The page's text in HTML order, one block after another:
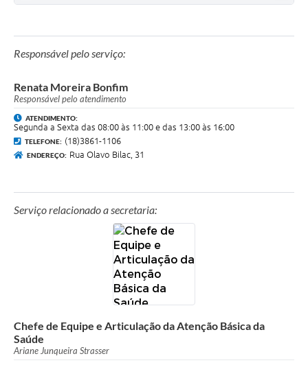
Jornal
Agenda
Diário Oficial
Contato
Responsável pelo serviço:
Renata Moreira Bonfim
Responsável pelo atendimento
ATENDIMENTO:
Segunda a Sexta das 08:00 às 11:00 e das 13:00 às 16:00
TELEFONE: (18)3861-1106
ENDEREÇO: Rua Olavo Bilac, 31
Serviço relacionado a secretaria:
Chefe de Equipe e Articulação da Atenção Básica da
Saúde
Ariane Junqueira Strasser